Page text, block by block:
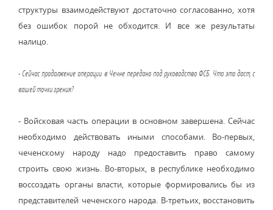
структуры взаимодействуют достаточно согласованно, хотя
без ошибок порой не обходится. И все же результаты
налицо.
- Сейчас продолжение операции в Чечне передано под руководство ФСБ. Что это даст, с
вашей точки зрения?
- Войсковая часть операции в основном завершена. Сейчас
необходимо действовать иными способами. Во-первых,
чеченскому народу надо предоставить право самому
строить свою жизнь. Во-вторых, в республике необходимо
воссоздать органы власти, которые формировались бы из
представителей чеченского народа. В-третьих, восстановить